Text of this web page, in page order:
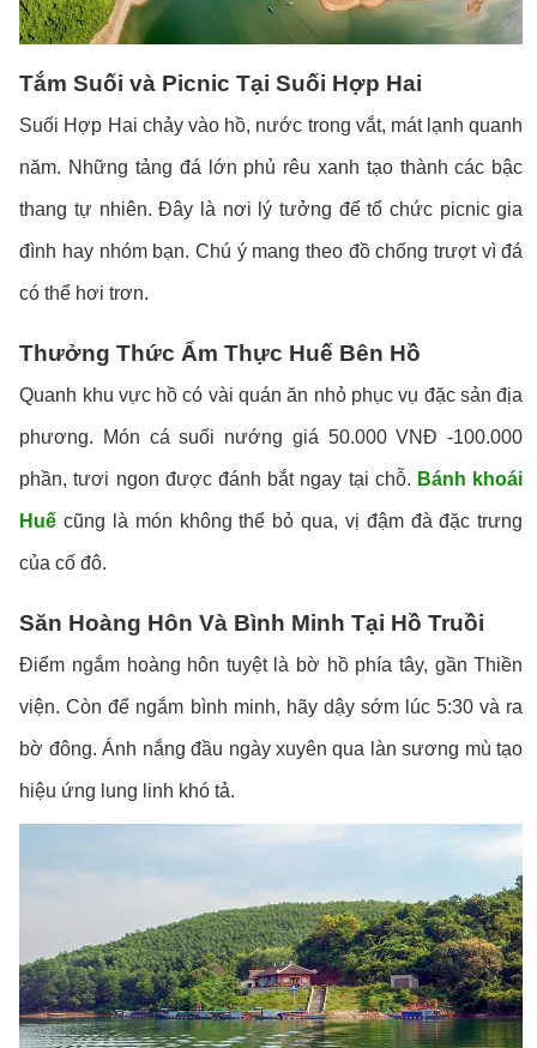
Tắm Suối và Picnic Tại Suối Hợp Hai
Suối Hợp Hai chảy vào hồ, nước trong vắt, mát lạnh quanh
năm. Những tảng đá lớn phủ rêu xanh tạo thành các bậc
thang tự nhiên. Đây là nơi lý tưởng để tổ chức picnic gia
đình hay nhóm bạn. Chú ý mang theo đồ chống trượt vì đá
có thể hơi trơn.
Thưởng Thức Ẩm Thực Huế Bên Hồ
Quanh khu vực hồ có vài quán ăn nhỏ phục vụ đặc sản địa
phương. Món cá suối nướng giá 50.000 VNĐ -100.000
phần, tươi ngon được đánh bắt ngay tại chỗ. Bánh khoái
Huế cũng là món không thể bỏ qua, vị đậm đà đặc trưng
của cố đô.
Săn Hoàng Hôn Và Bình Minh Tại Hồ Truồi
Điểm ngắm hoàng hôn tuyệt là bờ hồ phía tây, gần Thiền
viện. Còn để ngắm bình minh, hãy dậy sớm lúc 5:30 và ra
bờ đông. Ánh nắng đầu ngày xuyên qua làn sương mù tạo
hiệu ứng lung linh khó tả.